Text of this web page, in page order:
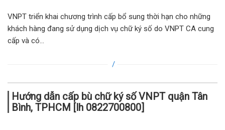
VNPT triển khai chương trình cấp bổ sung thời hạn cho những
khách hàng đang sử dụng dịch vụ chữ ký số do VNPT CA cung
cấp và có...
Hướng dẫn cấp bù chữ ký số VNPT quận Tân
Bình, TPHCM [lh 0822700800]